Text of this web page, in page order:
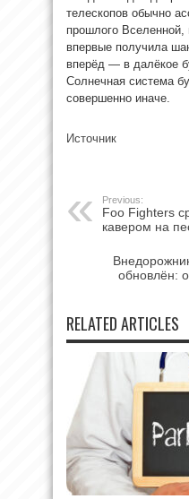
телескопов обычно
прошлого Вселенной,
впервые получила
вперёд — в далёкое
Солнечная система
совершенно иначе.
Источник
Previous:
Foo Fighters
кавером на
обновлён:
RELATED ARTICLES